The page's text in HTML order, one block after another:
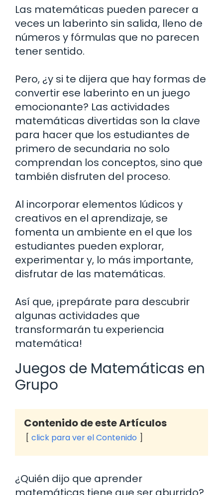
Las matemáticas pueden parecer a
veces un laberinto sin salida, lleno de
números y fórmulas que no parecen
tener sentido.
Pero, ¿y si te dijera que hay formas de
convertir ese laberinto en un juego
emocionante? Las actividades
matemáticas divertidas son la clave
para hacer que los estudiantes de
primero de secundaria no solo
comprendan los conceptos, sino que
también disfruten del proceso.
Al incorporar elementos lúdicos y
creativos en el aprendizaje, se
fomenta un ambiente en el que los
estudiantes pueden explorar,
experimentar y, lo más importante,
disfrutar de las matemáticas.
Así que, ¡prepárate para descubrir
algunas actividades que
transformarán tu experiencia
matemática!
Juegos de Matemáticas en
Grupo
Contenido de este Artículos
click para ver el Contenido
¿Quién dijo que aprender